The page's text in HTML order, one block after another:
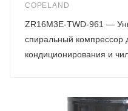
COPELAND
ZR16M3E-TWD-961 —
спиральный компрессор
кондиционирования и